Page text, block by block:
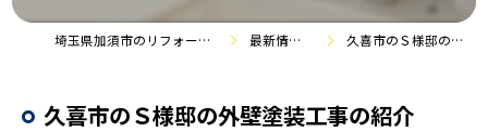
埼玉県加須市のリフォームなら株式会社エアロック 最新情報・施工事例 久喜市のＳ様邸の外壁塗装工事の紹介
久喜市のＳ様邸の外壁塗装工事の紹介